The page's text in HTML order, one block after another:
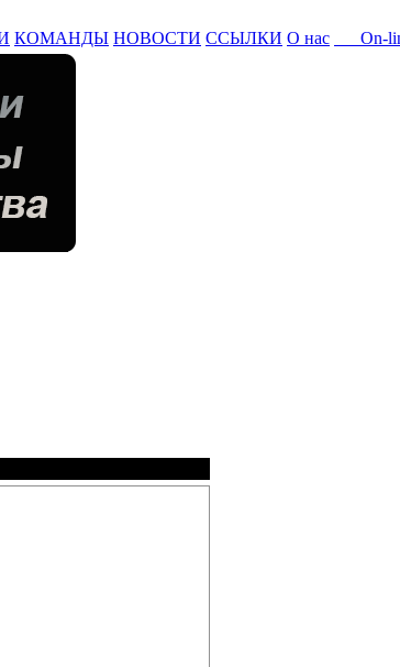
КОМАНДЫ НОВОСТИ ССЫЛКИ О нас On-